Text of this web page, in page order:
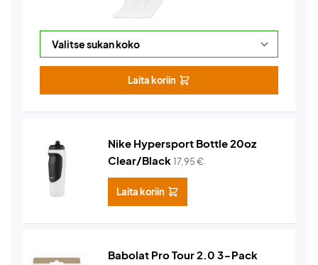
Laita koriin
Nike Hypersport Bottle 20oz
Clear/Black17,95€
Laita koriin
Babolat Pro Tour 2.0 3-Pack